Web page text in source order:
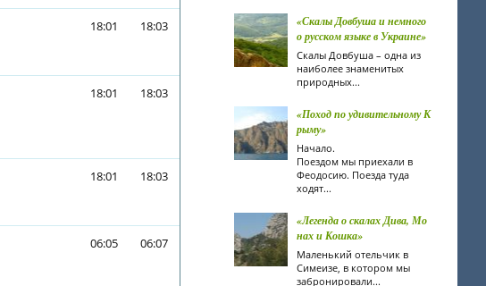
18:01 18:03
18:01 18:03
18:01 18:03
06:05 06:07
«Скалы Довбуша и немного
о русском языке в Украине»
Скалы Довбуша – одна из
наиболее знаменитых
природных...
«Поход по удивительному К
рыму»
Начало.
Поездом мы приехали в
Феодосию. Поезда туда
ходят...
«Легенда о скалах Дива, Мо
нах и Кошка»
Маленький отельчик в
Симеизе, в котором мы
забронировали...